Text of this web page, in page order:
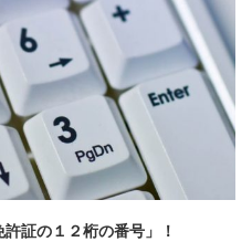
証の１２桁の番号」！